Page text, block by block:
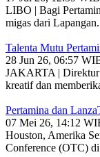
LIBO | Bagi
migas dari
Talenta Mutu
28 Jun 26, 06:57
JAKARTA | Direktur
kreatif dan
Pertamina dan
07 Mei 26, 14:12
Houston, Amerika
Conference (OTC)